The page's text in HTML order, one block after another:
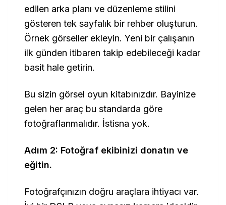
edilen arka planı ve düzenleme stilini
gösteren tek sayfalık bir rehber oluşturun.
Örnek görseller ekleyin. Yeni bir çalışanın
ilk günden itibaren takip edebileceği kadar
basit hale getirin.
Bu sizin görsel oyun kitabınızdır. Bayinize
gelen her araç bu standarda göre
fotoğraflanmalıdır. İstisna yok.
Adım 2: Fotoğraf ekibinizi donatın ve
eğitin.
Fotoğrafçınızın doğru araçlara ihtiyacı var.